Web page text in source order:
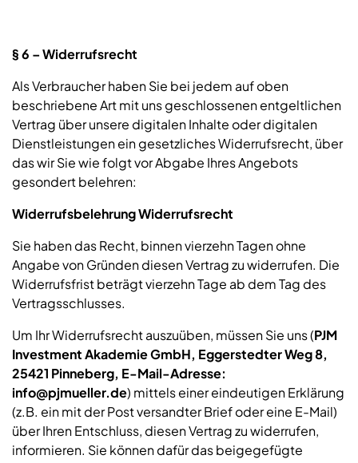
§ 6 – Widerrufsrecht
Als Verbraucher haben Sie bei jedem auf oben
beschriebene Art mit uns geschlossenen entgeltlichen
Vertrag über unsere digitalen Inhalte oder digitalen
Dienstleistungen ein gesetzliches Widerrufsrecht, über
das wir Sie wie folgt vor Abgabe Ihres Angebots
gesondert belehren:
Widerrufsbelehrung Widerrufsrecht
Sie haben das Recht, binnen vierzehn Tagen ohne
Angabe von Gründen diesen Vertrag zu widerrufen. Die
Widerrufsfrist beträgt vierzehn Tage ab dem Tag des
Vertragsschlusses.
Um Ihr Widerrufsrecht auszuüben, müssen Sie uns (PJM
Investment Akademie GmbH, Eggerstedter Weg 8,
25421 Pinneberg, E-Mail-Adresse:
info@pjmueller.de) mittels einer eindeutigen Erklärung
(z.B. ein mit der Post versandter Brief oder eine E-Mail)
über Ihren Entschluss, diesen Vertrag zu widerrufen,
informieren. Sie können dafür das beigegefügte